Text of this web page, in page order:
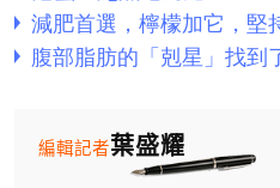
葉盛耀
編輯記者